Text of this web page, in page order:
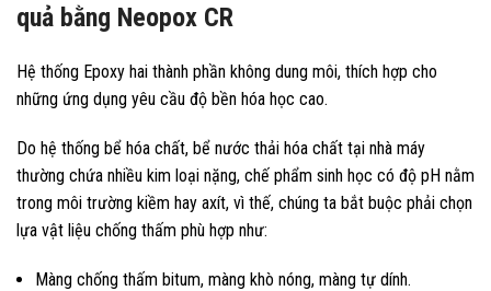
quả bằng Neopox CR
Hệ thống Epoxy hai thành phần không dung môi, thích hợp cho
những ứng dụng yêu cầu độ bền hóa học cao.
Do hệ thống bể hóa chất, bể nước thải hóa chất tại nhà máy
thường chứa nhiều kim loại nặng, chế phẩm sinh học có độ pH nằm
trong môi trường kiềm hay axít, vì thế, chúng ta bắt buộc phải chọn
lựa vật liệu chống thấm phù hợp như:
Màng chống thấm bitum, màng khò nóng, màng tự dính.